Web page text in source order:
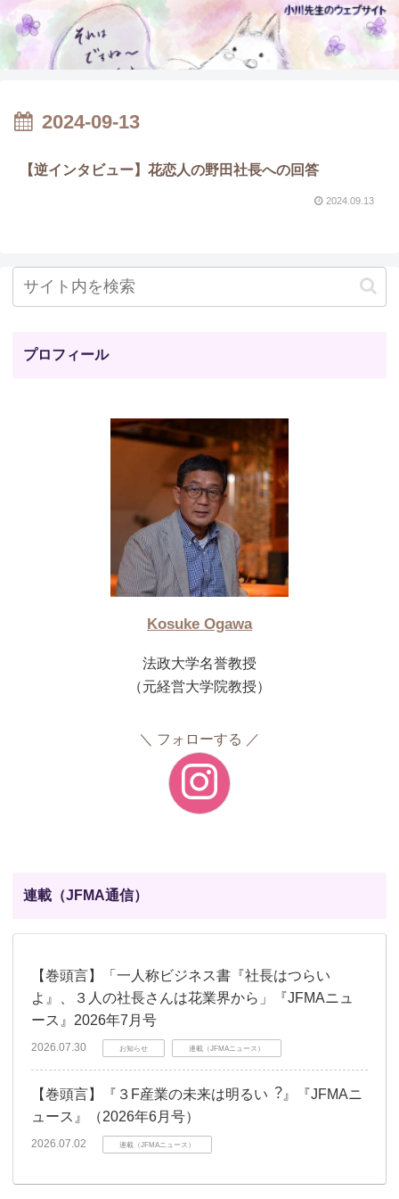
2024-09-13
【逆インタビュー】花恋人の野田社長への回答
2024.09.13
プロフィール
Kosuke Ogawa
法政大学名誉教授
（元経営大学院教授）
フォローする
連載（JFMA通信）
【巻頭言】「一人称ビジネス書『社長はつらい
よ』、３人の社長さんは花業界から」『JFMAニュ
ース』2026年7月号
2026.07.30 お知らせ 連載（JFMAニュース）
【巻頭言】『３F産業の未来は明るい︖』『JFMAニ
ュース』（2026年6月号）
2026.07.02 連載（JFMAニュース）